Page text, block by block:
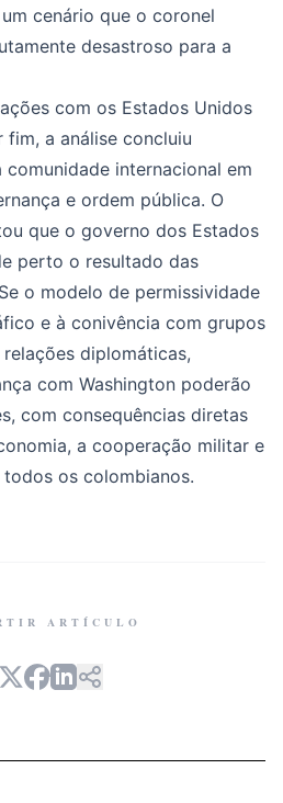
cenário que o coronel
desastroso para a
com os Estados Unidos
a análise concluiu
internacional em
e ordem pública. O
que o governo dos Estados
perto o resultado das
o modelo de permissividade
e à conivência com grupos
diplomáticas,
com Washington poderão
com consequências diretas
a cooperação militar e
os colombianos.
ARTÍCULO